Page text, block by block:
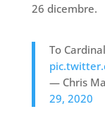
26 dicembre.
To
— Chris
29, 2020